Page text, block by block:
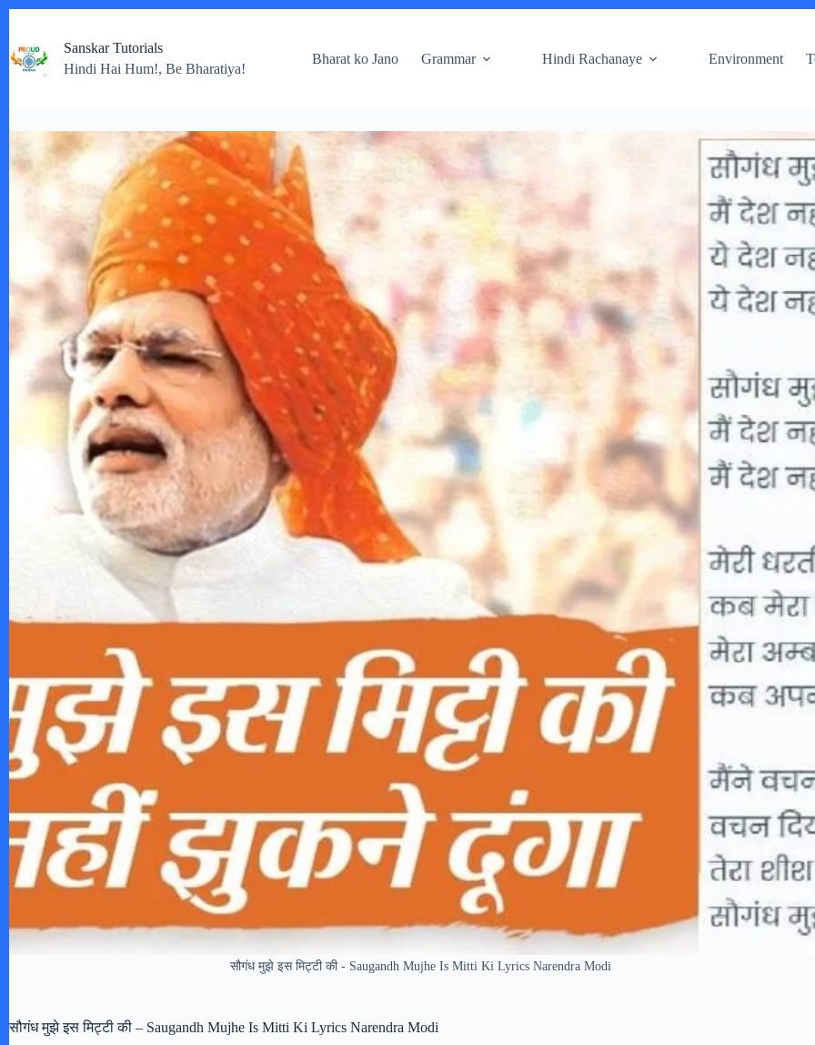
content
Sanskar Tutorials
Hindi Hai Hum!, Be Bharatiya!
Bharat ko Jano Grammar Hindi Rachanaye Environment
सौगंध मुझे इस मिट्टी की - Saugandh Mujhe Is Mitti Ki Lyrics Narendra Modi
सौगंध मुझे इस मिट्टी की – Saugandh Mujhe Is Mitti Ki Lyrics Narendra Modi